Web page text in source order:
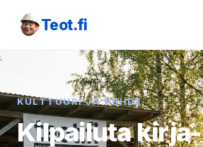
Teot.fi
KULTTUURI JA VIIHDE
Kilpailuta kirja-